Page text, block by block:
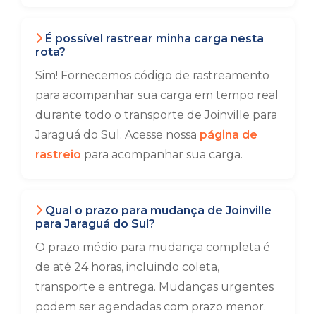
É possível rastrear minha carga nesta
rota?
Sim! Fornecemos código de rastreamento
para acompanhar sua carga em tempo real
durante todo o transporte de Joinville para
Jaraguá do Sul. Acesse nossa página de
rastreio para acompanhar sua carga.
Qual o prazo para mudança de Joinville
para Jaraguá do Sul?
O prazo médio para mudança completa é
de até 24 horas, incluindo coleta,
transporte e entrega. Mudanças urgentes
podem ser agendadas com prazo menor.